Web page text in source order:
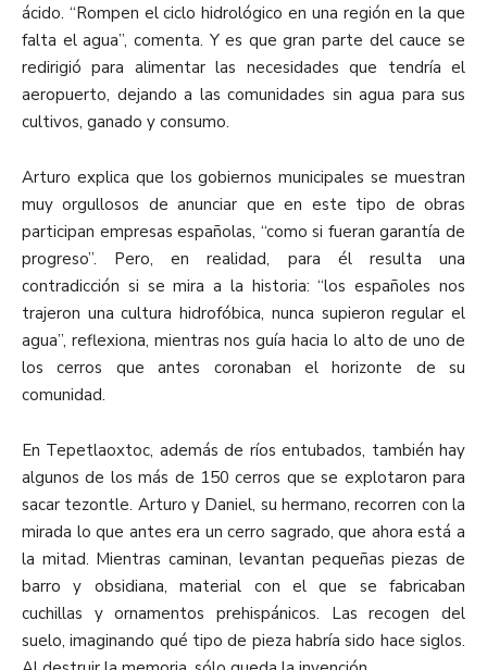
ácido. “Rompen el ciclo hidrológico en una región en la que
falta el agua”, comenta. Y es que gran parte del cauce se
redirigió para alimentar las necesidades que tendría el
aeropuerto, dejando a las comunidades sin agua para sus
cultivos, ganado y consumo.
Arturo explica que los gobiernos municipales se muestran
muy orgullosos de anunciar que en este tipo de obras
participan empresas españolas, “como si fueran garantía de
progreso”. Pero, en realidad, para él resulta una
contradicción si se mira a la historia: “los españoles nos
trajeron una cultura hidrofóbica, nunca supieron regular el
agua”, reflexiona, mientras nos guía hacia lo alto de uno de
los cerros que antes coronaban el horizonte de su
comunidad.
En Tepetlaoxtoc, además de ríos entubados, también hay
algunos de los más de 150 cerros que se explotaron para
sacar tezontle. Arturo y Daniel, su hermano, recorren con la
mirada lo que antes era un cerro sagrado, que ahora está a
la mitad. Mientras caminan, levantan pequeñas piezas de
barro y obsidiana, material con el que se fabricaban
cuchillas y ornamentos prehispánicos. Las recogen del
suelo, imaginando qué tipo de pieza habría sido hace siglos.